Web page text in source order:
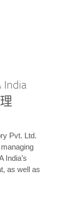
Pvt. Ltd.
India’s
as well as